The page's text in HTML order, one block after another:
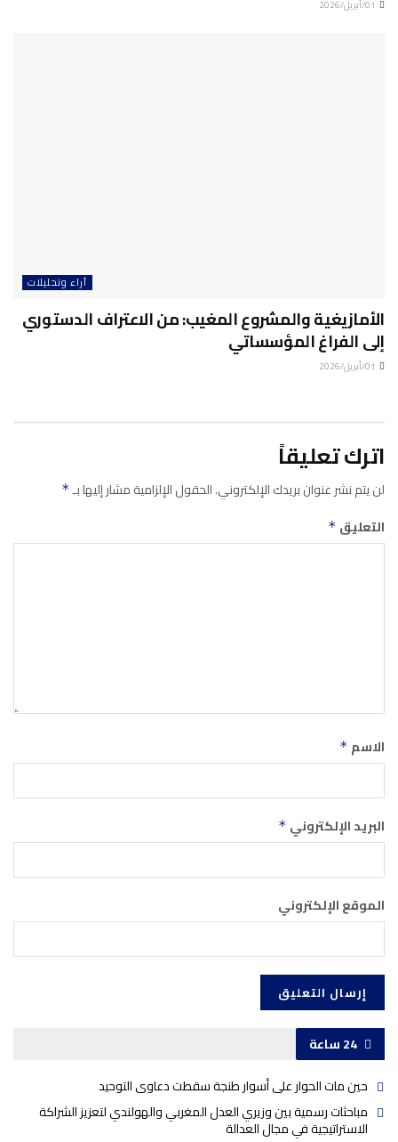
آراء وتحليلات
الأمازيغية والمشروع المغيب: من الاعتراف الدستوري
إلى الفراغ المؤسساتي
اترك تعليقاً
لن يتم نشر عنوان بريدك الإلكتروني.الحقول الإلزامية مشار إليها بـ*
التعليق *
الاسم *
البريد الإلكتروني *
الموقع الإلكتروني
24 ساعة
حين مات الحوار على أسوار طنجة سقطت دعاوى التوحيد
مباحثات رسمية بين وزيري العدل المغربي والهولندي لتعزيز الشراكة
الاستراتيجية في مجال العدالة